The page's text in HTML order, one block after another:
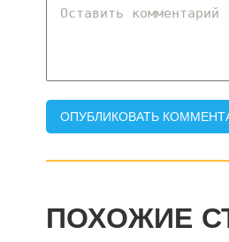
ПОХОЖИЕ